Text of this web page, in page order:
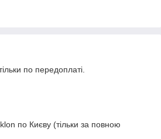
по передоплаті.
по Києву (тільки за повною